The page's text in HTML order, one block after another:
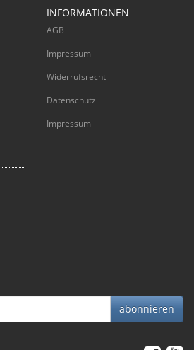
INFORMATIONEN
AGB
Impressum
Widerrufsrecht
Datenschutz
Impressum
abonnieren